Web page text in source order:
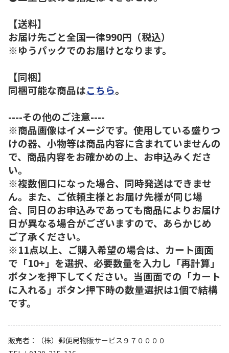
【送料】
お届け先ごと全国一律990円（税込）
※ゆうパックでのお届けとなります。
【同梱】
同梱可能な商品はこちら。
----その他のご注意----
※商品画像はイメージです。使用している盛りつ
けの器、小物等は商品内容に含まれていませんの
で、商品内容をお確かめの上、お申込みくださ
い。
※複数個口になった場合、同時発送はできませ
ん。また、ご依頼主様とお届け先様が同じ場
合、同日のお申込みであっても商品によりお届け
日が異なる場合がございますので、あらかじめ
ご了承ください。
※11点以上、ご購入希望の場合は、カート画面
で「10+」を選択、必要数量を入力し「再計算」
ボタンを押下してください。当画面での「カート
に入れる」ボタン押下時の数量選択は1個で結構
です。
販売者
（株）郵便局物販サービス９７００００